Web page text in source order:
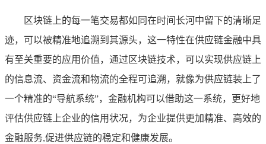
区块链上的每一笔交易都如同在时间长河中留下的清晰足
迹，可以被精准地追溯到其源头，这一特性在供应链金融中具
有至关重要的应用价值，通过区块链技术，可以实现供应链上
的信息流、资金流和物流的全程可追溯，就像为供应链装上了
一个精准的“导航系统”，金融机构可以借助这一系统，更好地
评估供应链上企业的信用状况，为企业提供更加精准、高效的
金融服务,促进供应链的稳定和健康发展。